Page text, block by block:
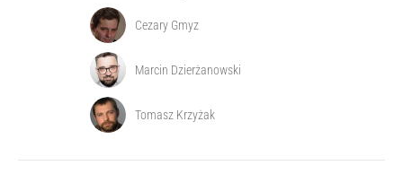
Cezary Gmyz
Marcin Dzierżanowski
Tomasz Krzyżak